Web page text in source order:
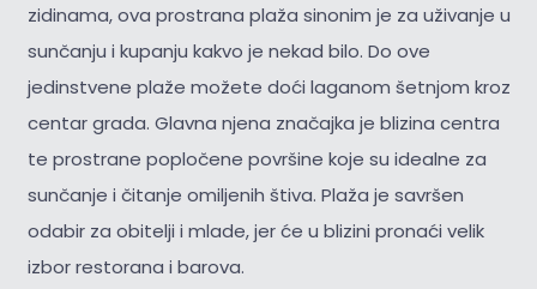
zidinama, ova prostrana plaža sinonim je za uživanje u
sunčanju i kupanju kakvo je nekad bilo. Do ove
jedinstvene plaže možete doći laganom šetnjom kroz
centar grada. Glavna njena značajka je blizina centra
te prostrane popločene površine koje su idealne za
sunčanje i čitanje omiljenih štiva. Plaža je savršen
odabir za obitelji i mlade, jer će u blizini pronaći velik
izbor restorana i barova.